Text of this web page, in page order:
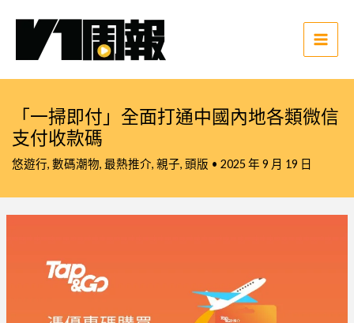
Main
「一掃即付」全面打通中國內地各類微信
支付收款碼
悠遊行, 數碼潮物, 最熱推介, 親子, 頭版 • 2025 年 9 月 19 日